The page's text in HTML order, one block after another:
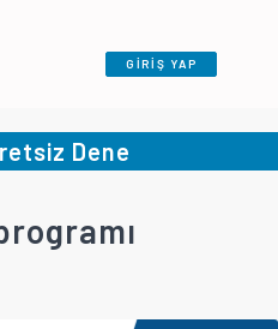
GİRİŞ YAP
Dene